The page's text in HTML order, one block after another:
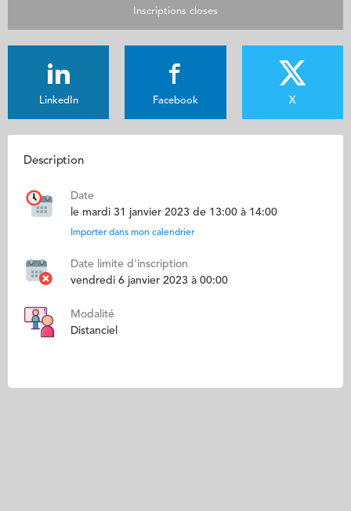
Inscriptions closes
LinkedIn Facebook X
Description
Date
le mardi 31 janvier 2023 de 13:00 à 14:00
Importer dans mon calendrier
Date limite d'inscription
vendredi 6 janvier 2023 à 00:00
Modalité
Distanciel